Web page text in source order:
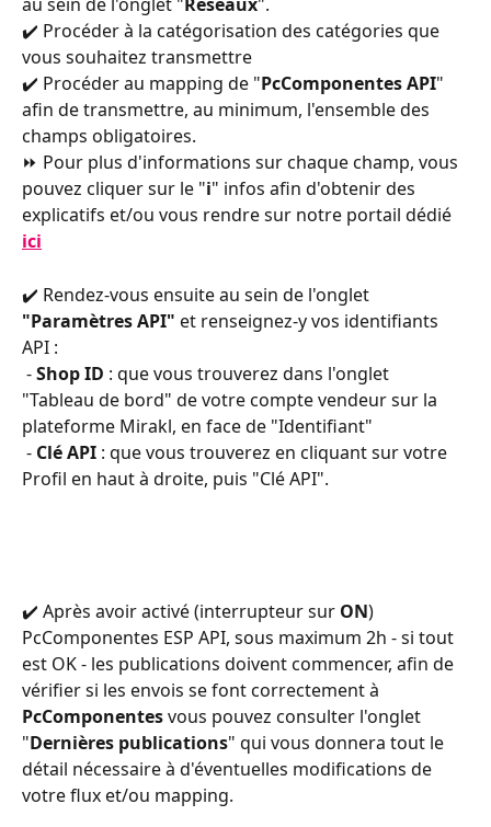
au sein de l'onglet "Réseaux".
✔️ Procéder à la catégorisation des catégories que
vous souhaitez transmettre
✔️ Procéder au mapping de "PcComponentes API"
afin de transmettre, au minimum, l'ensemble des
champs obligatoires.
⏩ Pour plus d'informations sur chaque champ, vous
pouvez cliquer sur le "i" infos afin d'obtenir des
explicatifs et/ou vous rendre sur notre portail dédié
ici
✔️ Rendez-vous ensuite au sein de l'onglet
"Paramètres API" et renseignez-y vos identifiants
API :
- Shop ID : que vous trouverez dans l'onglet
"Tableau de bord" de votre compte vendeur sur la
plateforme Mirakl, en face de "Identifiant"
- Clé API : que vous trouverez en cliquant sur votre
Profil en haut à droite, puis "Clé API".
✔️ Après avoir activé (interrupteur sur ON)
PcComponentes ESP API, sous maximum 2h - si tout
est OK - les publications doivent commencer, afin de
vérifier si les envois se font correctement à
PcComponentes vous pouvez consulter l'onglet
"Dernières publications" qui vous donnera tout le
détail nécessaire à d'éventuelles modifications de
votre flux et/ou mapping.